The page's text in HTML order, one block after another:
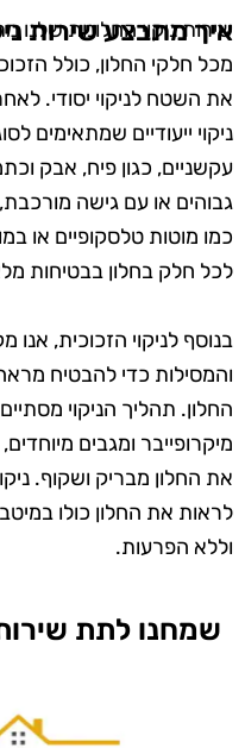
איך מתבצע שירות
שירות ניקוי החלונות
מכל חלקי החלון, כולל
את השטח לניקוי יסודי.
ניקוי ייעודיים שמתאימים
עקשניים, כגון פיח, אבק
גבוהים או עם גישה
כמו מוטות טלסקופיים או
לכל חלק בחלון בבטיחות
בנוסף לניקוי הזכוכית,
והמסילות כדי להבטיח
החלון. תהליך הניקוי
מיקרופייבר ומגבים
את החלון מבריק ושקוף.
לראות את החלון כולו
וללא הפרעות.
שמחנו לתת